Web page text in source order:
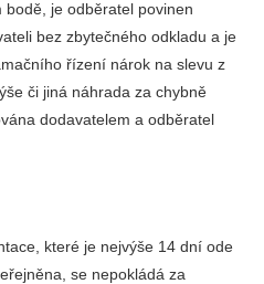
je odběratel povinen
bez zbytečného odkladu a je
řízení nárok na slevu z
či jiná náhrada za chybně
dodavatelem a odběratel
které je nejvýše 14 dní ode
se nepokládá za